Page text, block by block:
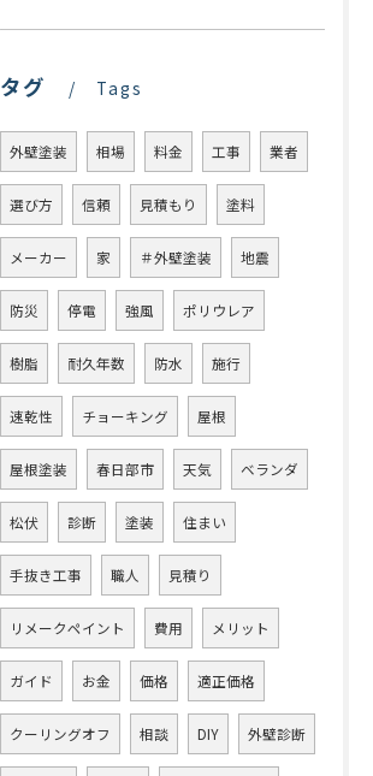
タグ Tags
外壁塗装 相場 料金 工事 業者
選び方 信頼 見積もり 塗料
メーカー 家 ＃外壁塗装 地震
防災 停電 強風 ポリウレア
樹脂 耐久年数 防水 施行
速乾性 チョーキング 屋根
屋根塗装 春日部市 天気 ベランダ
松伏 診断 塗装 住まい
手抜き工事 職人 見積り
リメークペイント 費用 メリット
ガイド お金 価格 適正価格
クーリングオフ 相談 DIY 外壁診断